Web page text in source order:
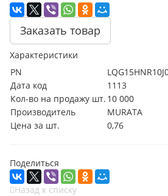
Заказать товар
Характеристики
PN
Дата код
1113
Кол-во на продажу шт. 10 000
Производитель
MURATA
Цена за шт.
0,76
Поделиться
Назад к списку